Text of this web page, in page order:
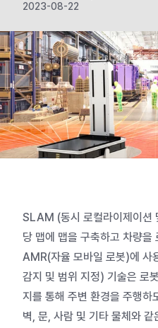
2023-08-22
SLAM (동시 로컬라이제이션
당 맵에 맵을 구축하고 차량을
AMR(자율 모바일 로봇)에 사
감지 및 범위 지정) 기술은 로
지를 통해 주변 환경을 주행
벽, 문, 사람 및 기타 물체와